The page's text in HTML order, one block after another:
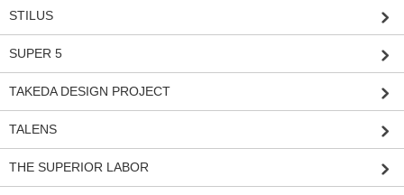
STILUS
SUPER 5
TAKEDA DESIGN PROJECT
TALENS
THE SUPERIOR LABOR